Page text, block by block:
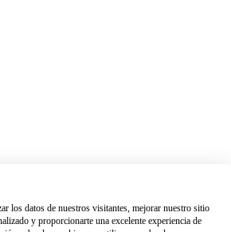
los datos de nuestros visitantes, mejorar nuestro sitio
y proporcionarte una excelente experiencia de